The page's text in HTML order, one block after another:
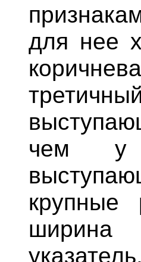
для нее
чем у
крупные
ширина